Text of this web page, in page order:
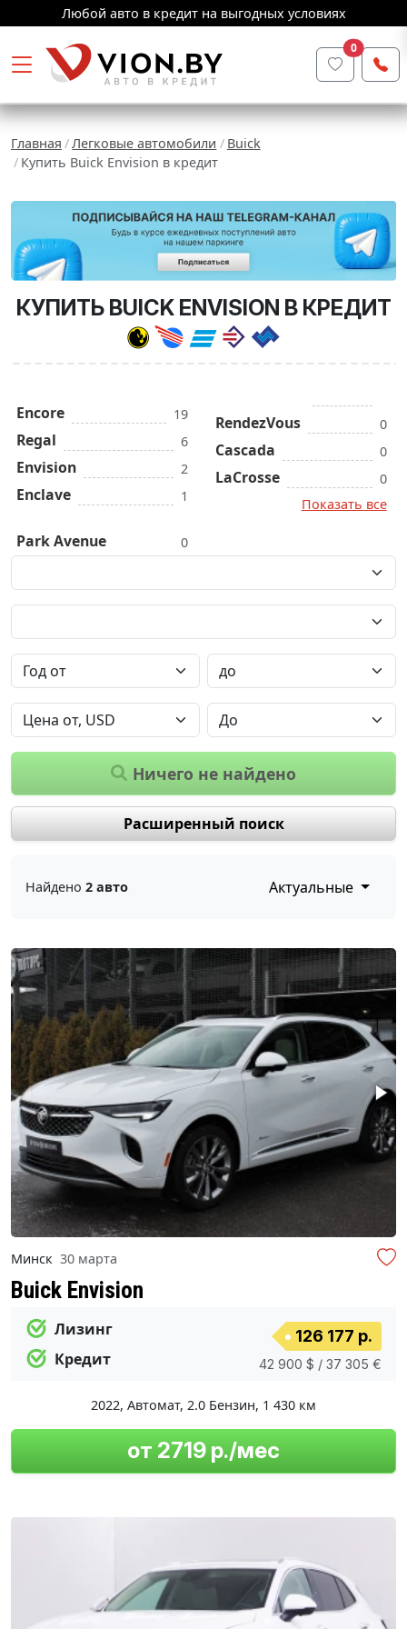
Любой авто в кредит на выгодных условиях
0
Главная Легковые автомобили
Buick
Купить Buick Envision в кредит
КУПИТЬ BUICK ENVISION В КРЕДИТ
Encore 19
Regal 6
Envision 2
Enclave 1
Park Avenue 0
RendezVous 0
Cascada 0
LaCrosse
0
Показать все
Ничего не найдено
Расширенный поиск
Найдено 2 авто Актуальные
Минск 30 марта
Buick Envision
Лизинг
Кредит
126 177 р.
42 900 $ / 37 305 €
2022, Автомат, 2.0 Бензин, 1 430 км
от 2719 р./мес